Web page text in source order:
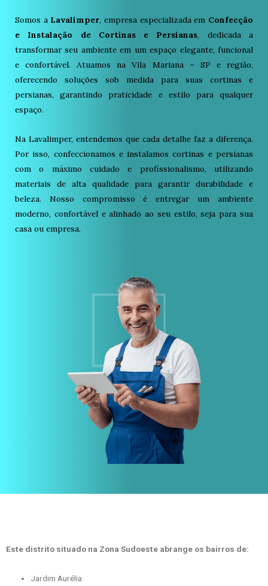
Somos a Lavalimper, empresa especializada em Confecção
e Instalação de Cortinas e Persianas, dedicada a
transformar seu ambiente em um espaço elegante, funcional
e confortável. Atuamos na Vila Mariana – SP e região,
oferecendo soluções sob medida para suas cortinas e
persianas, garantindo praticidade e estilo para qualquer
espaço.
Na Lavalimper, entendemos que cada detalhe faz a diferença.
Por isso, confeccionamos e instalamos cortinas e persianas
com o máximo cuidado e profissionalismo, utilizando
materiais de alta qualidade para garantir durabilidade e
beleza. Nosso compromisso é entregar um ambiente
moderno, confortável e alinhado ao seu estilo, seja para sua
casa ou empresa.
Este distrito situado na Zona Sudoeste abrange os bairros de:
Jardim Aurélia